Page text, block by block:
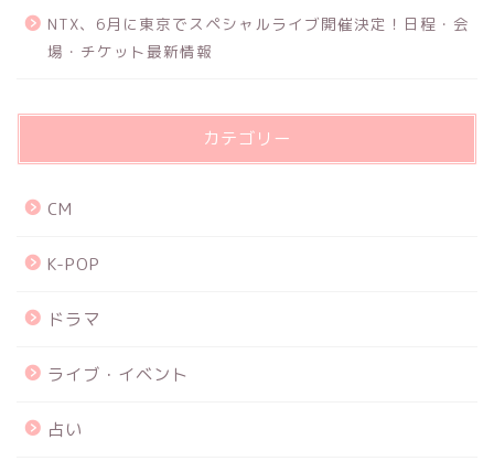
NTX、6月に東京でスペシャルライブ開催決定！日程・会
場・チケット最新情報
カテゴリー
CM
K-POP
ドラマ
ライブ・イベント
占い